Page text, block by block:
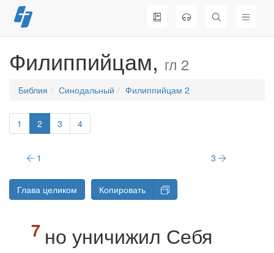
Перейти
к
Филиппийцам, гл 2
Библия Синодальный Филиппийцам 2
1 2 3 4
1 3
Глава целиком Копировать
но уничижил Себя